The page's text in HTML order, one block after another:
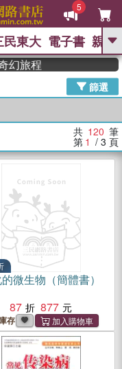
5
GO
高希均教授回憶錄
、 父親節 、 花開錦
數學女孩：黎曼猜想
如果歷史是一
漫遊錄
民東大 電子書 親子
篩選
共 120 筆
第 1 / 3 頁
微生物（簡體書）
87
877
存